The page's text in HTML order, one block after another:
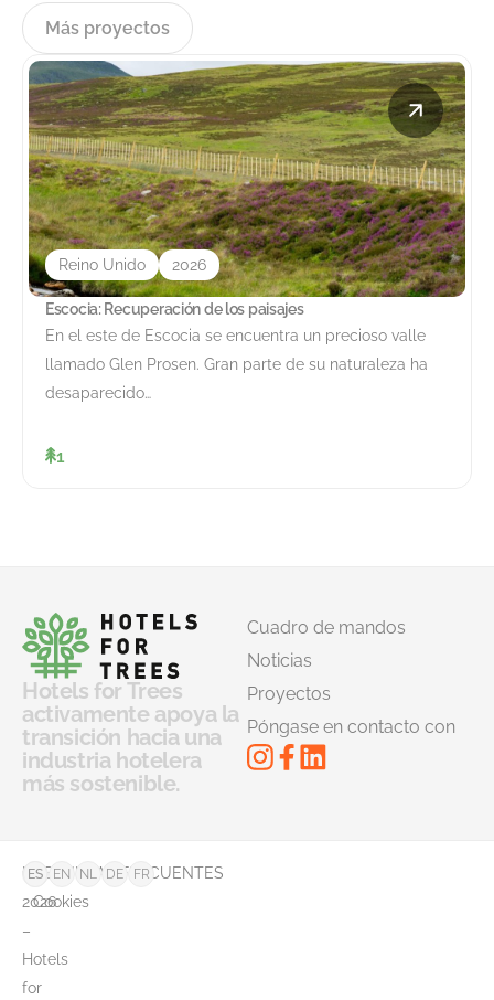
Más proyectos
Reino Unido 2026
Escocia: Recuperación de los paisajes
En el este de Escocia se encuentra un precioso valle
llamado Glen Prosen. Gran parte de su naturaleza ha
desaparecido…
1
Hotels for Trees
activamente apoya la
transición hacia una
industria hotelera
más sostenible.
Cuadro de mandos
Noticias
Proyectos
Póngase en contacto con
©
2026
–
Hotels
for
PREGUNTAS FRECUENTES
Cookies
ES EN NL DE FR